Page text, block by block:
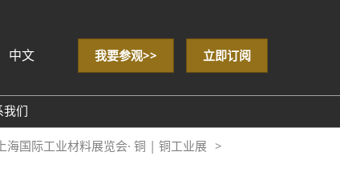
中文
我要参观>> 立即订阅
我们
海国际工业材料展览会· 铜 | 铜工业展